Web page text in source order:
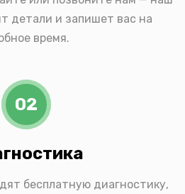
детали и запишет вас на
время.
02
бесплатную диагностику,